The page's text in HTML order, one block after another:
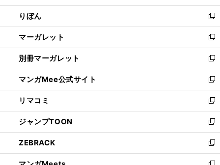
開
く
ウ
で
開
く
ン
ド
ウ
で
開
く
ウ
ィ
ン
ド
ウ
で
開
く
りぼん
新
し
い
ウ
ィ
ン
ド
ウ
で
開
く
マーガレット
新
し
い
ウ
ィ
ン
ド
ウ
で
開
く
別冊マーガレット
新
し
い
ウ
ィ
ン
ド
ウ
で
開
マンガMee公式サイト
新
し
い
ウ
ィ
ン
ド
ウ
リマコミ
新
し
い
ウ
ィ
ン
ジャンプTOON
新
し
い
ウ
ZEBRACK
新
し